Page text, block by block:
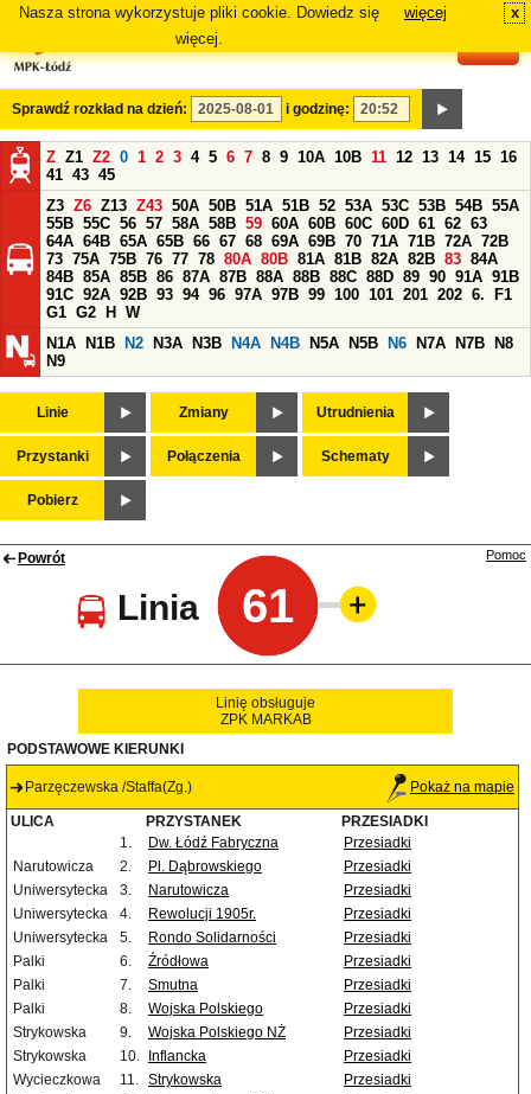
Nasza strona wykorzystuje pliki cookie. Dowiedz się
więcej.
więcej x
Sprawdź rozkład na dzień: i godzinę:
Z Z1 Z2 0 1 2 3 4 5 6 7 8 9 10A 10B 11 12 13 14 15 16
41 43 45
Z3 Z6 Z13 Z43 50A 50B 51A 51B 52 53A 53C 53B 54B 55A
55B 55C 56 57 58A 58B 59 60A 60B 60C 60D 61 62 63
64A 64B 65A 65B 66 67 68 69A 69B 70 71A 71B 72A 72B
73 75A 75B 76 77 78 80A 80B 81A 81B 82A 82B 83 84A
84B 85A 85B 86 87A 87B 88A 88B 88C 88D 89 90 91A 91B
91C 92A 92B 93 94 96 97A 97B 99 100 101 201 202 6.
F1
G1 G2 H
W
N1A
N1B N2 N3A N3B N4A N4B N5A N5B N6 N7A N7B
N8
N9
Linie Zmiany Utrudnienia
Przystanki Połączenia Schematy
Pobierz
Powrót
Linia 61
Pomoc
Linię obsługuje
ZPK MARKAB
PODSTAWOWE KIERUNKI
Parzęczewska /Staffa(Zg.) Pokaż na mapie
ULICA PRZYSTANEK
PRZESIADKI
1.
Dw. Łódź Fabryczna
Przesiadki
Narutowicza
2. Pl. Dąbrowskiego
Przesiadki
Uniwersytecka
3. Narutowicza
Przesiadki
Uniwersytecka
4. Rewolucji 1905r.
Przesiadki
Uniwersytecka
5. Rondo Solidarności
Przesiadki
Palki
6. Źródłowa
Przesiadki
Palki
7. Smutna
Przesiadki
Palki
8. Wojska Polskiego
Przesiadki
Strykowska
9. Wojska Polskiego NŻ
Przesiadki
Strykowska
10. Inflancka
Przesiadki
Wycieczkowa
11. Strykowska
Przesiadki